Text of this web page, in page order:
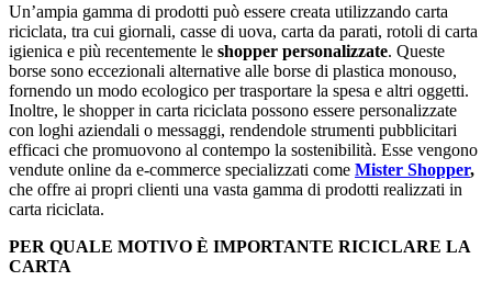
Un’ampia gamma di prodotti può essere creata utilizzando carta
riciclata, tra cui giornali, casse di uova, carta da parati, rotoli di carta
igienica e più recentemente le shopper personalizzate. Queste
borse sono eccezionali alternative alle borse di plastica monouso,
fornendo un modo ecologico per trasportare la spesa e altri oggetti.
Inoltre, le shopper in carta riciclata possono essere personalizzate
con loghi aziendali o messaggi, rendendole strumenti pubblicitari
efficaci che promuovono al contempo la sostenibilità. Esse vengono
vendute online da e-commerce specializzati come Mister Shopper,
che offre ai propri clienti una vasta gamma di prodotti realizzati in
carta riciclata.
PER QUALE MOTIVO È IMPORTANTE RICICLARE LA
CARTA